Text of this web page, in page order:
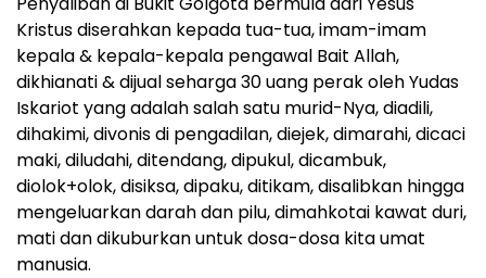
Kristus diserahkan kepada tua-tua, imam-imam
kepala & kepala-kepala pengawal Bait Allah,
dikhianati & dijual seharga 30 uang perak oleh Yudas
Iskariot yang adalah salah satu murid-Nya, diadili,
dihakimi, divonis di pengadilan, diejek, dimarahi, dicaci
maki, diludahi, ditendang, dipukul, dicambuk,
diolok+olok, disiksa, dipaku, ditikam, disalibkan hingga
mengeluarkan darah dan pilu, dimahkotai kawat duri,
mati dan dikuburkan untuk dosa-dosa kita umat
manusia.